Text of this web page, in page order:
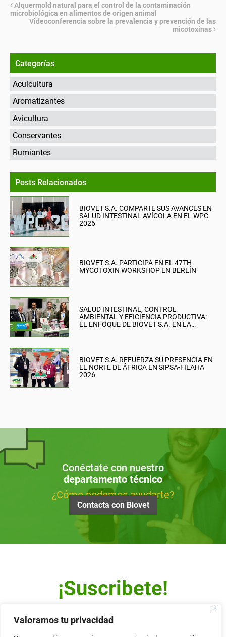
Valoramos tu privacidad
Alquermold natural para el control de la contaminación
microbiológica en alimentos de origen animal
Videoconferencia sobre la prevalencia y prevención de las
micotoxinas
Categorías
Acuicultura
Aromatizantes
Avicultura
Conservantes
Rumiantes
Posts Relacionados
BIOVET S.A. COMPARTE SUS AVANCES EN
SALUD INTESTINAL AVÍCOLA EN EL WPC
2026
BIOVET S.A. PARTICIPA EN EL 47TH
MYCOTOXIN WORKSHOP EN BERLÍN
SALUD INTESTINAL, CONTROL
AMBIENTAL Y EFICIENCIA PRODUCTIVA:
EL ENFOQUE DE BIOVET S.A. EN LA
BIOVET S.A. REFUERZA SU PRESENCIA EN
EL NORTE DE ÁFRICA EN SIPSA-FILAHA
2026
Conéctate con nuestro
departamento técnico
¿Cómo podemos ayudarte?
Contacta con Biovet
¡Suscribete!
Escribe tu dirección de correo y recibe nuestro Newsletter.